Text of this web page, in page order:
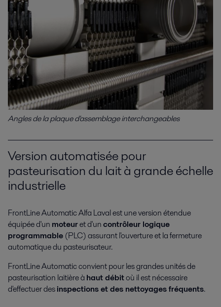
Angles de la plaque d'assemblage interchangeables
Version automatisée pour
pasteurisation du lait à grande échelle
industrielle
FrontLine Automatic Alfa Laval est une version étendue
équipée d'un moteuret d'uncontrôleur logique
programmable (PLC) assurant l'ouverture et la fermeture
automatique du pasteurisateur.
FrontLine Automatic convient pour les grandes unités de
pasteurisation laitière à haut débitoù il est nécessaire
d'effectuer desinspections et des nettoyages fréquents.